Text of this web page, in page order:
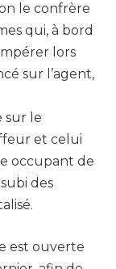
le confrère
qui, à bord
lors
sur l’agent,
sur le
et celui
occupant de
des
est ouverte